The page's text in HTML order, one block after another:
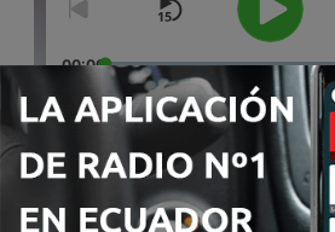
00:00
Episodios
1 ¿Qué hacer ante el Miedo?